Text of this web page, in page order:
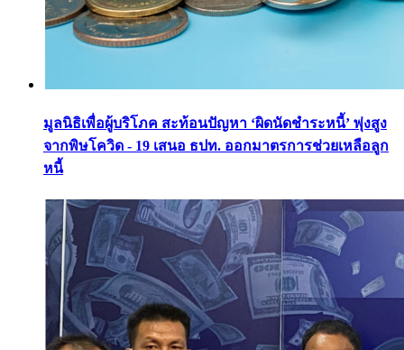
มูลนิธิเพื่อผู้บริโภค สะท้อนปัญหา ‘ผิดนัดชำระหนี้’ พุ่งสูง
จากพิษโควิด - 19 เสนอ ธปท. ออกมาตรการช่วยเหลือลูก
หนี้